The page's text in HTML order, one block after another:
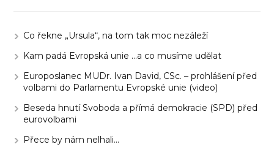
Co řekne „Ursula“, na tom tak moc nezáleží
Kam padá Evropská unie …a co musíme udělat
Europoslanec MUDr. Ivan David, CSc. – prohlášení před
volbami do Parlamentu Evropské unie (video)
Beseda hnutí Svoboda a přímá demokracie (SPD) před
eurovolbami
Přece by nám nelhali…